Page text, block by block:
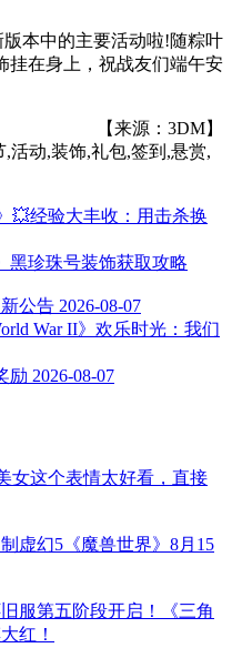
本中的主要活动啦!随粽叶
挂在身上，祝战友们端午安
【来源：3DM】
活动,装饰,礼包,签到,悬赏,
💥经验大丰收：用击杀换
黑珍珠号装饰获取攻略
公告 2026-08-07
War II》欢乐时光：我们
励 2026-08-07
女这个表情太好看，直接
虚幻5《魔兽世界》8月15
服第五阶段开启！《三角
红！